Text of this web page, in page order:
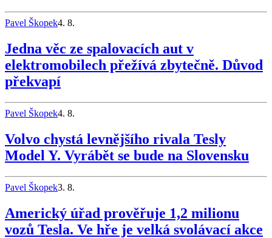
Pavel Škopek4. 8.
Jedna věc ze spalovacích aut v
elektromobilech přežívá zbytečně. Důvod
překvapí
Pavel Škopek4. 8.
Volvo chystá levnějšího rivala Tesly
Model Y. Vyrábět se bude na Slovensku
Pavel Škopek3. 8.
Americký úřad prověřuje 1,2 milionu
vozů Tesla. Ve hře je velká svolávací akce